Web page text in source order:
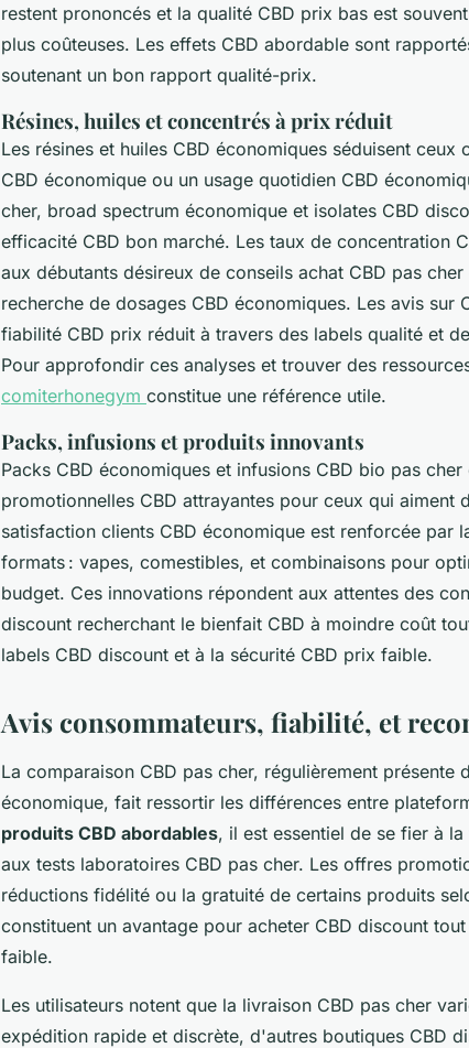
restent prononcés et la qualité CBD prix bas est
plus coûteuses. Les effets CBD abordable sont
soutenant un bon rapport qualité-prix.
Résines, huiles et concentrés à prix réduit
Les résines et huiles CBD économiques séduisent ceux
CBD économique ou un usage quotidien CBD
cher, broad spectrum économique et isolates CBD
efficacité CBD bon marché. Les taux de concentration
aux débutants désireux de conseils achat CBD pas cher
recherche de dosages CBD économiques. Les avis sur
fiabilité CBD prix réduit à travers des labels qualité et
Pour approfondir ces analyses et trouver des
comiterhonegym constitue une référence utile.
Packs, infusions et produits innovants
Packs CBD économiques et infusions CBD bio pas
promotionnelles CBD attrayantes pour ceux qui aiment
satisfaction clients CBD économique est renforcée par
formats : vapes, comestibles, et combinaisons pour
budget. Ces innovations répondent aux attentes des
discount recherchant le bienfait CBD à moindre coût
labels CBD discount et à la sécurité CBD prix faible.
Avis consommateurs, fiabilité, et
La comparaison CBD pas cher, régulièrement présente
économique, fait ressortir les différences entre
produits CBD abordables, il est essentiel de se fier à
aux tests laboratoires CBD pas cher. Les offres
réductions fidélité ou la gratuité de certains produits
constituent un avantage pour acheter CBD discount
faible.
Les utilisateurs notent que la livraison CBD pas cher
expédition rapide et discrète, d'autres boutiques CBD